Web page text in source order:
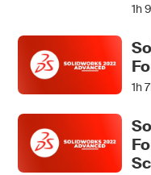
1h
1h